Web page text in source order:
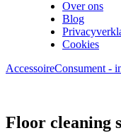
Over ons
Blog
Cookies
AccessoireConsument -
Floor cleaning